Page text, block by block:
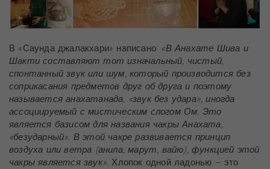
В «Саунда джалакхари» написано: «В Анахате Шива и
Шакти составляют тот изначальный, чистый,
спонтанный звук или шум, который производится без
соприкасания предметов друг об друга и поэтому
называется анахатанада, «звук без удара», иногда
ассоциируемый с мистическим слогом Ом. Это
является базисом для названия чакры Анахата,
«безударный». В этой чакре развивается принцип
воздуха или ветра (анила, марут, вайю), функцией этой
чакры является звук».Хлопок одной ладонью – это